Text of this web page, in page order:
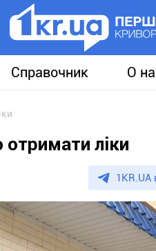
Справочник О
ліки
1KR.UA